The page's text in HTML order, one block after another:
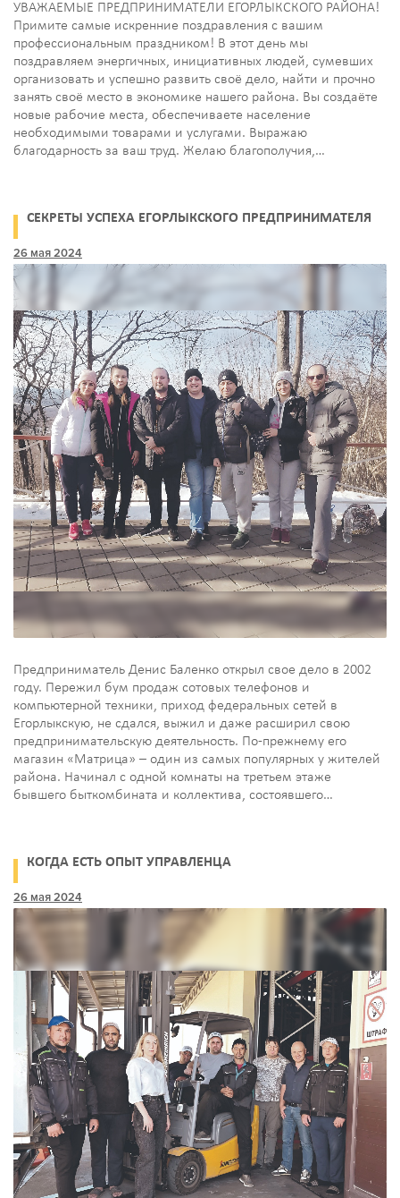
УВАЖАЕМЫЕ ПРЕДПРИНИМАТЕЛИ ЕГОРЛЫКСКОГО РАЙОНА!
Примите самые искренние поздравления с вашим
профессиональным праздником! В этот день мы
поздравляем энергичных, инициативных людей, сумевших
организовать и успешно развить своё дело, найти и прочно
занять своё место в экономике нашего района. Вы создаёте
новые рабочие места, обеспечиваете население
необходимыми товарами и услугами. Выражаю
благодарность за ваш труд. Желаю благополучия,…
СЕКРЕТЫ УСПЕХА ЕГОРЛЫКСКОГО ПРЕДПРИНИМАТЕЛЯ
26 мая 2024
Предприниматель Денис Баленко открыл свое дело в 2002
году. Пережил бум продаж сотовых телефонов и
компьютерной техники, приход федеральных сетей в
Егорлыкскую, не сдался, выжил и даже расширил свою
предпринимательскую деятельность. По-прежнему его
магазин «Матрица» – один из самых популярных у жителей
района. Начинал с одной комнаты на третьем этаже
бывшего быткомбината и коллектива, состоявшего…
КОГДА ЕСТЬ ОПЫТ УПРАВЛЕНЦА
26 мая 2024